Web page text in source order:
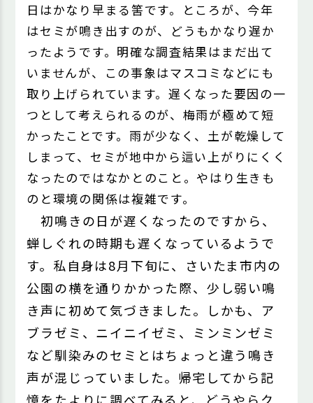
日はかなり早まる筈です。ところが、今年
はセミが鳴き出すのが、どうもかなり遅か
ったようです。明確な調査結果はまだ出て
いませんが、この事象はマスコミなどにも
取り上げられています。遅くなった要因の一
つとして考えられるのが、梅雨が極めて短
かったことです。雨が少なく、土が乾燥して
しまって、セミが地中から這い上がりにくく
なったのではなかとのこと。やはり生きも
のと環境の関係は複雑です。
初鳴きの日が遅くなったのですから、
蝉しぐれの時期も遅くなっているようで
す。私自身は8月下旬に、さいたま市内の
公園の横を通りかかった際、少し弱い鳴
き声に初めて気づきました。しかも、ア
ブラゼミ、ニイニイゼミ、ミンミンゼミ
など馴染みのセミとはちょっと違う鳴き
声が混じっていました。帰宅してから記